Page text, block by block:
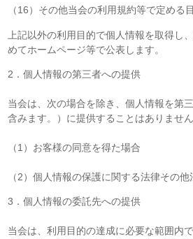
（16）その他当会の利用規約等で定める
上記以外の利用目的で個人情報を取得し
めてホームページ等で公表します。
2．個人情報の第三者への提供
当会は、次の場合を除き、個人情報を第
含みます。）に提供することはありません
（1）お客様の同意を得た場合
（2）個人情報の保護に関する法律その
3．個人情報の委託先への提供
当会は、利用目的の達成に必要な範囲内